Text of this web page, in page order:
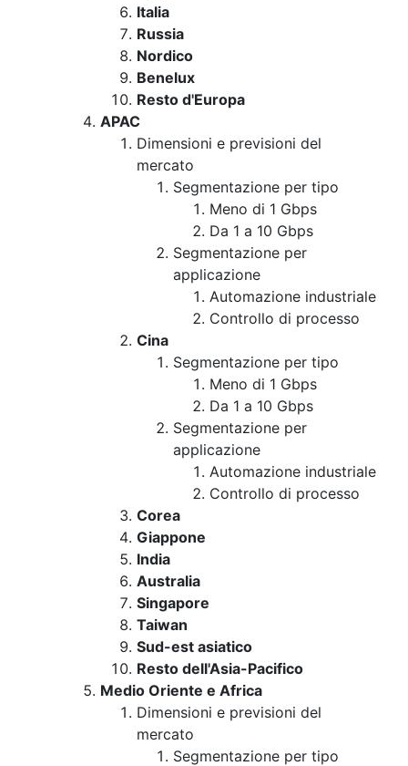
Italia
Russia
Nordico
Benelux
Resto d'Europa
APAC
Dimensioni e previsioni del
mercato
Segmentazione per tipo
Meno di 1 Gbps
Da 1 a 10 Gbps
Segmentazione per
applicazione
Automazione industriale
Controllo di processo
Cina
Segmentazione per tipo
Meno di 1 Gbps
Da 1 a 10 Gbps
Segmentazione per
applicazione
Automazione industriale
Controllo di processo
Corea
Giappone
India
Australia
Singapore
Taiwan
Sud-est asiatico
Resto dell'Asia-Pacifico
Medio Oriente e Africa
Dimensioni e previsioni del
mercato
Segmentazione per tipo